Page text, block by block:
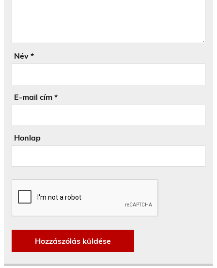
Név *
E-mail cím *
Honlap